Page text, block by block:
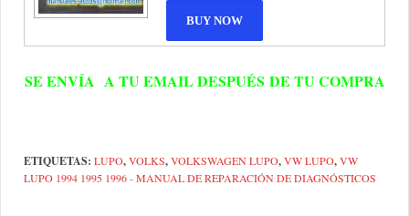
SE ENVÍA A TU EMAILDESPUÉS DE TU COMPRA
ETIQUETAS: LUPO,VOLKS,VOLKSWAGEN LUPO,VW LUPO,VW
LUPO 1994 1995 1996 - MANUAL DE REPARACIÓN DE DIAGNÓSTICOS